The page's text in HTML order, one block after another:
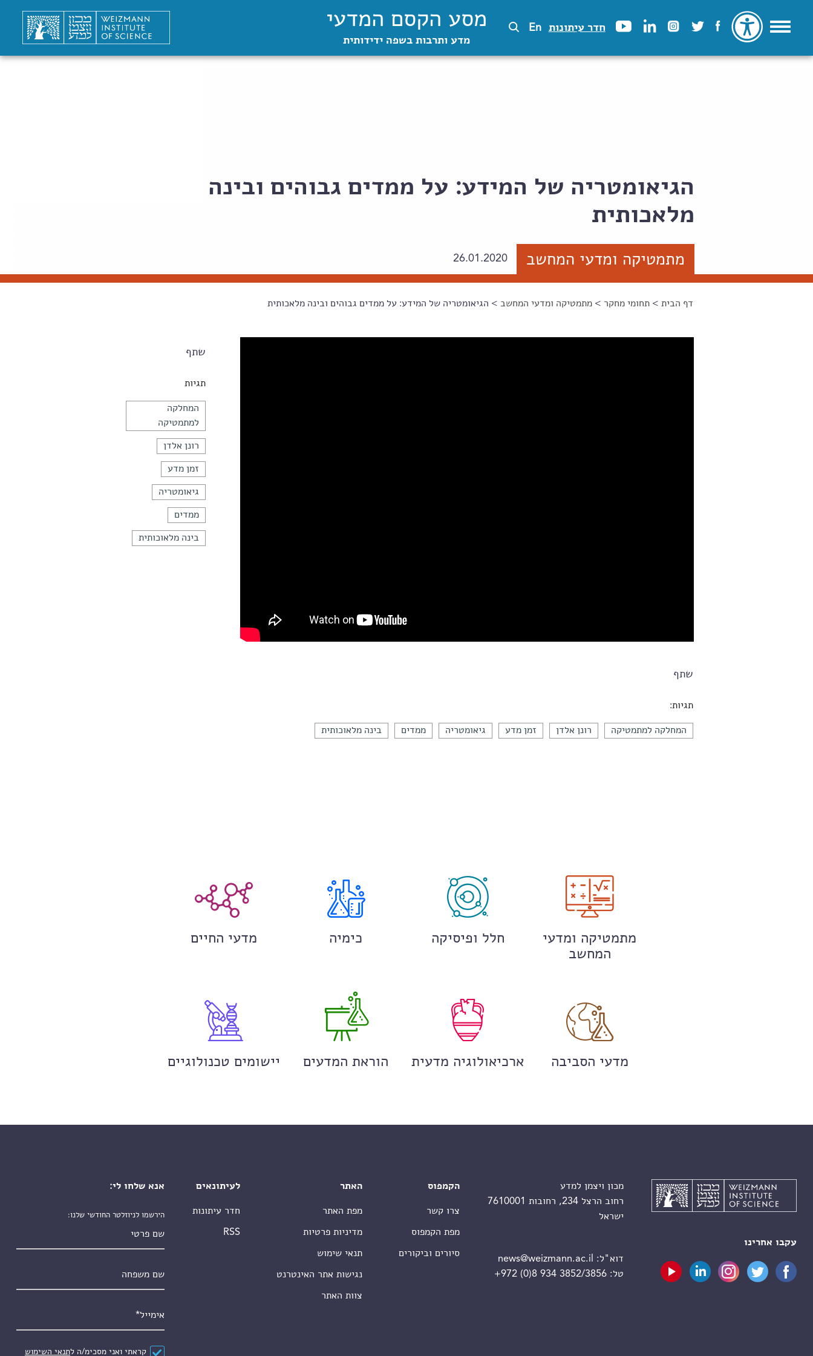
חדר עיתונות En מסע הקסם המדעי
מדע ותרבות בשפה ידידותית
הגיאומטריה של המידע: על ממדים גבוהים ובינה
מלאכותית
מתמטיקה ומדעי המחשב 26.01.2020
הינך נמצא כאן
דף הבית >תחומי מחקר >מתמטיקה ומדעי המחשב > הגיאומטריה של המידע: על ממדים גבוהים ובינה מלאכותית
שתף
תגיות
המחלקה
למתמטיקה
רונן אלדן
זמן מדע
גיאומטריה
ממדים
בינה מלאוכותית
שתף
תגיות:
המחלקה למתמטיקה רונן אלדן זמן מדע גיאומטריה ממדים בינה מלאוכותית
מתמטיקה ומדעי
המחשב
חלל ופיסיקה כימיה מדעי החיים
מדעי הסביבה ארכיאולוגיה מדעית הוראת המדעים יישומים טכנולוגיים
עקבו אחרינו
מכון ויצמן למדע
רחוב הרצל 234, רחובות 7610001
ישראל
דוא"ל: news@weizmann.ac.il
טל:+972 (0)8 934 3852/3856
הקמפוס
צרו קשר
מפת הקמפוס
סיורים וביקורים
האתר
מפת האתר
מדיניות פרטיות
תנאי שימוש
נגישות אתר האינטרנט
צוות האתר
לעיתונאים
חדר עיתונות
RSS
אנא שלחו לי:
הירשמו לניוזלטר החודשי שלנו:
הסכם*
קראתי ואני מסכימ/ה לתנאי השימוש